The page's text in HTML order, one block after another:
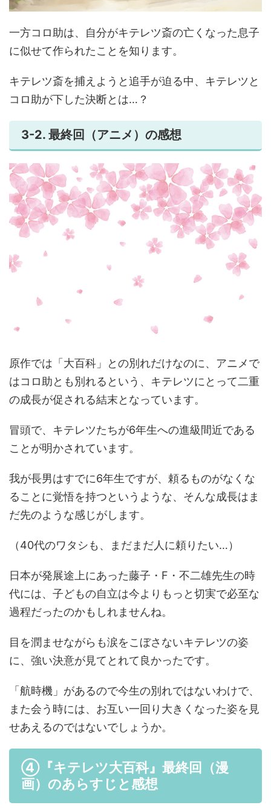
一方コロ助は、自分がキテレツ斎の亡くなった息子
に似せて作られたことを知ります。
キテレツ斎を捕えようと追手が迫る中、キテレツと
コロ助が下した決断とは…？
3-2. 最終回（アニメ）の感想
原作では「大百科」との別れだけなのに、アニメで
はコロ助とも別れるという、キテレツにとって二重
の成長が促される結末となっています。
冒頭で、キテレツたちが6年生への進級間近である
ことが明かされています。
我が長男はすでに6年生ですが、頼るものがなくな
ることに覚悟を持つというような、そんな成長はま
だ先のような感じがします。
（40代のワタシも、まだまだ人に頼りたい…）
日本が発展途上にあった藤子・F・不二雄先生の時
代には、子どもの自立は今よりもっと切実で必至な
過程だったのかもしれませんね。
目を潤ませながらも涙をこぼさないキテレツの姿
に、強い決意が見てとれて良かったです。
「航時機」があるので今生の別れではないわけで、
また会う時には、お互い一回り大きくなった姿を見
せあえるのではないでしょうか。
④『キテレツ大百科』最終回（漫
画）のあらすじと感想